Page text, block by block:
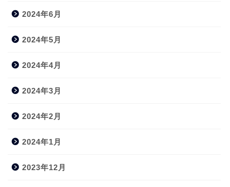
2024年6月
2024年5月
2024年4月
2024年3月
2024年2月
2024年1月
2023年12月